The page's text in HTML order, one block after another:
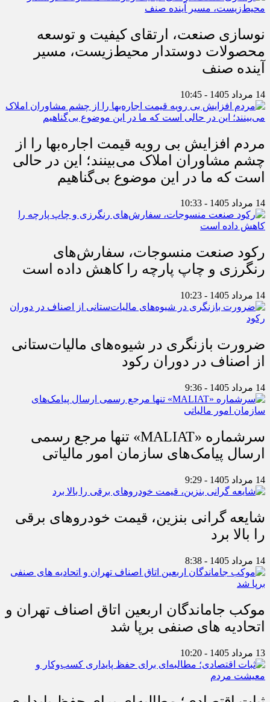
نوسازی صنعت، ارتقای کیفیت و توسعه
محصولات دوستدار محیط‌زیست، مسیر
آینده صنف
14 مرداد 1405 - 10:45
مردم افزایش بی رویه قیمت اجاره‌بها را از
چشم مشاوران املاک می‌بینند؛ این در حالی
است که ما در این موضوع بی‌گناهیم
14 مرداد 1405 - 10:33
رکود صنعت منسوجات، سفارش‌های
رنگرزی و چاپ پارچه را کاهش داده است
14 مرداد 1405 - 10:23
ضرورت بازنگری در شیوه‌های مالیات‌ستانی
از اصناف در دوران رکود
14 مرداد 1405 - 9:36
سرشماره «MALIAT» تنها مرجع رسمی
ارسال پیامک‌های سازمان امور مالیاتی
14 مرداد 1405 - 9:29
شایعه گرانی بنزین، قیمت خودروهای برقی
را بالا برد
14 مرداد 1405 - 8:38
موکب جاماندگان اربعین اتاق اصناف تهران و
اتحادیه های صنفی برپا شد
13 مرداد 1405 - 10:20